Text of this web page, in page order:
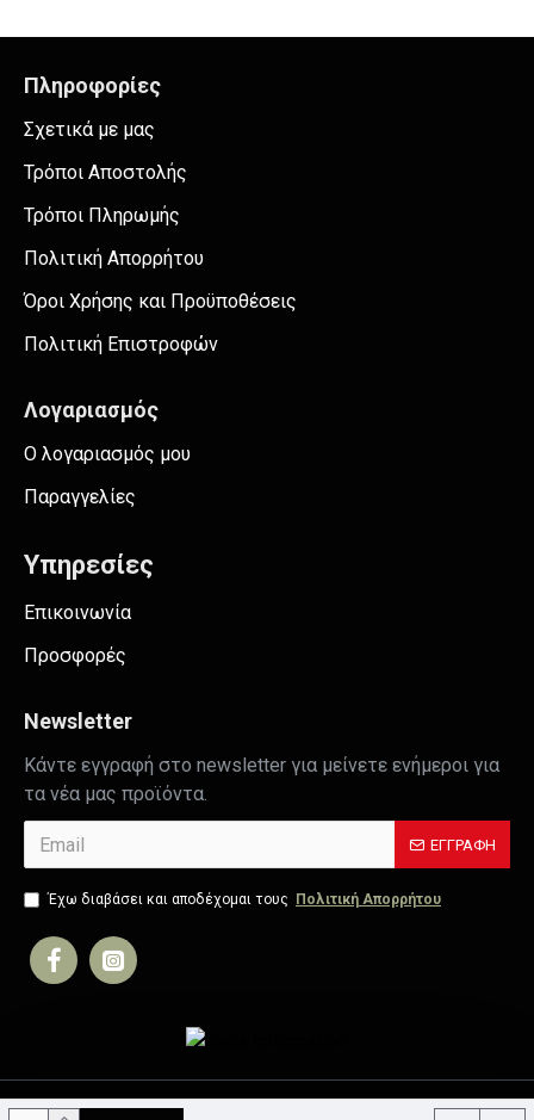
Πληροφορίες
Σχετικά με μας
Τρόποι Αποστολής
Τρόποι Πληρωμής
Πολιτική Απορρήτου
Όροι Χρήσης και Προϋποθέσεις
Πολιτική Επιστροφών
Λογαριασμός
Ο λογαριασμός μου
Παραγγελίες
Υπηρεσίες
Επικοινωνία
Προσφορές
Newsletter
Κάντε εγγραφή στο newsletter για μείνετε ενήμεροι για
τα νέα μας προϊόντα.
ΕΓΓΡΑΦΉ
Έχω διαβάσει και αποδέχομαι τους Πολιτική Απορρήτου